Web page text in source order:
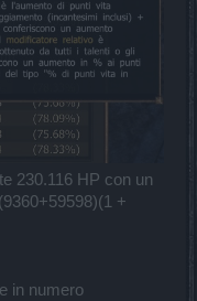
230.116 HP con un
+
in numero